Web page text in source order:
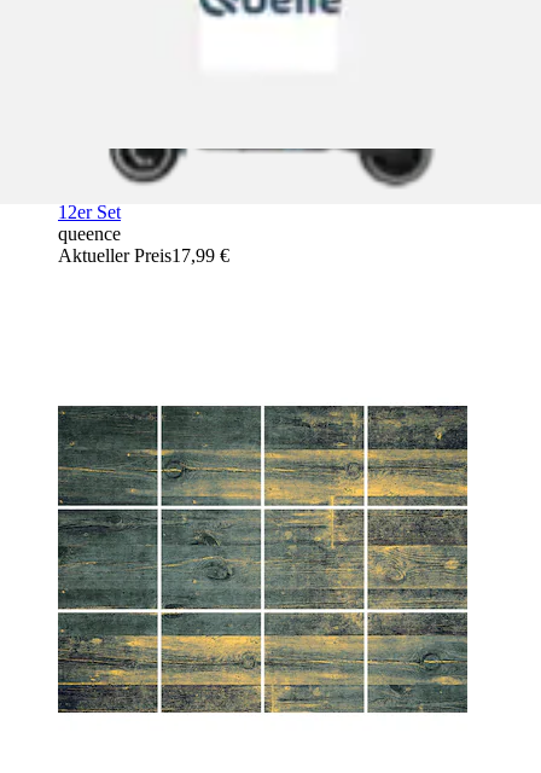
Fliesenaufkleber »Holz« Stickerfliesen, selbstklebend, Sticker,
12er Set
queence
Aktueller Preis17,99 €